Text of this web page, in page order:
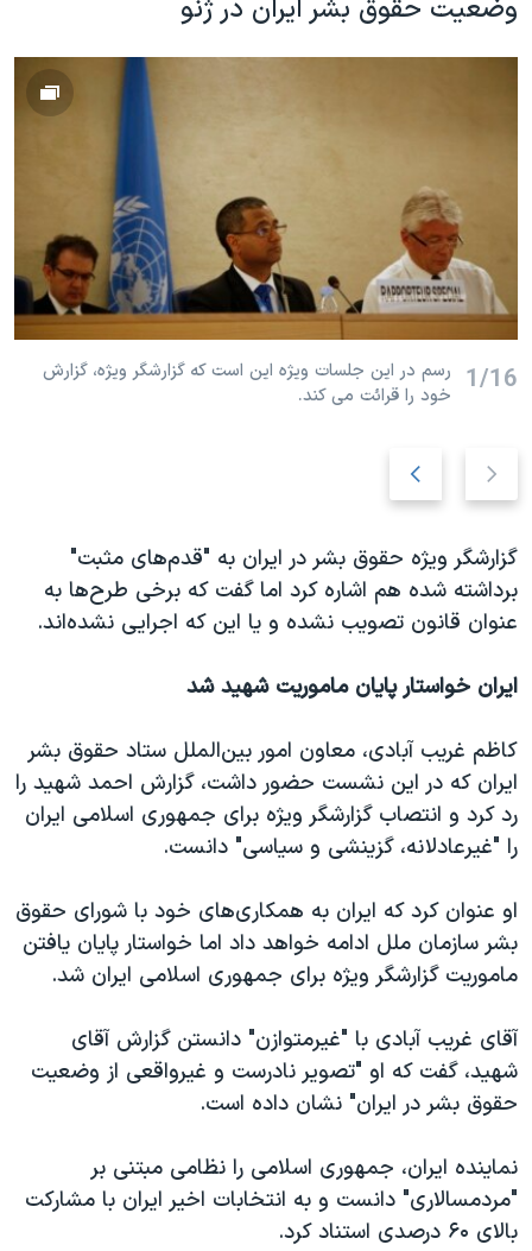
وضعیت حقوق بشر ایران در ژنو
1/16
رسم در این جلسات ویژه این است که گزارشگر ویژه، گزارش
خود را قرائت می کند.
س
ا
ی
د
ب
ی
س
ا
ی
د
ع
ی
گزارشگر ویژه حقوق بشر در ایران به "قدم‌های مثبت"
برداشته شده هم اشاره کرد اما گفت که برخی طرح‌ها به
عنوان قانون تصویب نشده و یا این که اجرایی نشده‌اند.
ایران خواستار پایان ماموریت شهید شد
کاظم غریب آبادی، معاون امور بین‌الملل ستاد حقوق بشر
ایران که در این نشست حضور داشت، گزارش احمد شهید را
رد کرد و انتصاب گزارشگر ویژه برای جمهوری اسلامی ایران
را "غیرعادلانه، گزینشی و سیاسی" دانست.
او عنوان کرد که ایران به همکاری‌های خود با شورای حقوق
بشر سازمان ملل ادامه خواهد داد اما خواستار پایان یافتن
ماموریت گزارشگر ویژه برای جمهوری اسلامی ایران شد.
آقای غریب آبادی با "غیرمتوازن" دانستن گزارش آقای
شهید، گفت که او "تصویر نادرست و غیرواقعی از وضعیت
حقوق بشر در ایران" نشان داده است.
نماینده ایران، جمهوری اسلامی را نظامی مبتنی بر
"مردمسالاری" دانست و به انتخابات اخیر ایران با مشارکت
بالای ۶۰ درصدی استناد کرد.